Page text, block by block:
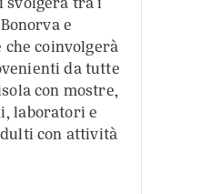
e
che coinvolgerà
da tutte
con mostre,
laboratori e
con attività